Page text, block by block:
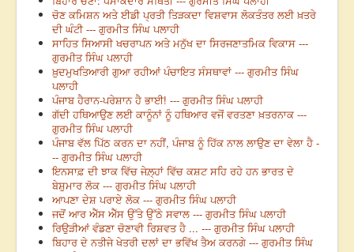
ਚੋਣ ਕਮਿਸ਼ਨ ਅਤੇ ਈਡੀ ਪ੍ਰਤੀ ਤਿੜਕਦਾ ਵਿਸ਼ਵਾਸ ਲੋਕਤੰਤਰ ਲਈ ਖ਼ਤਰੇ
ਦੀ ਘੰਟੀ --- ਗੁਰਮੀਤ ਸਿੰਘ ਪਲਾਹੀ
ਸਾਹਿਤ ਸਿਆਸੀ ਖਚਰਾਪਨ ਅਤੇ ਮਨੁੱਖ ਦਾ ਸਿਰਜਣਾਤਮਿਕ ਵਿਕਾਸ ---
ਗੁਰਮੀਤ ਸਿੰਘ ਪਲਾਹੀ
ਖ਼ੁਦਮੁਖਤਿਆਰੀ ਗੁਆ ਰਹੀਆਂ ਪੰਚਾਇਤ ਸੰਸਥਾਵਾਂ --- ਗੁਰਮੀਤ ਸਿੰਘ
ਪਲਾਹੀ
ਪੰਜਾਬ ਹੈਰਾਨ-ਪਰੇਸ਼ਾਨ ਹੈ ਭਾਈ! --- ਗੁਰਮੀਤ ਸਿੰਘ ਪਲਾਹੀ
ਗੱਦੀ ਹਥਿਆਉਣ ਲਈ ਕਾਨੂੰਨਾਂ ਨੂੰ ਹਥਿਆਰ ਵਜੋਂ ਵਰਤਣਾ ਖ਼ਤਰਨਾਕ ---
ਗੁਰਮੀਤ ਸਿੰਘ ਪਲਾਹੀ
ਪੰਜਾਬ ਵੱਲ ਪਿੱਠ ਕਰਨ ਦਾ ਨਹੀਂ, ਪੰਜਾਬ ਨੂੰ ਹਿੱਕ ਨਾਲ ਲਾਉਣ ਦਾ ਵੇਲਾ ਹੈ -
-- ਗੁਰਮੀਤ ਸਿੰਘ ਪਲਾਹੀ
ਇਨਸਾਫ਼ ਦੀ ਝਾਕ ਵਿੱਚ ਜੇਲ਼੍ਹਾਂ ਵਿੱਚ ਕਸ਼ਟ ਸਹਿ ਰਹੇ ਹਨ ਭਾਰਤ ਦੇ
ਬੇਸ਼ੁਮਾਰ ਲੋਕ --- ਗੁਰਮੀਤ ਸਿੰਘ ਪਲਾਹੀ
ਆਪਣਾ ਦੇਸ਼ ਪਰਾਏ ਲੋਕ --- ਗੁਰਮੀਤ ਸਿੰਘ ਪਲਾਹੀ
ਜਦੋਂ ਆਰ ਐੱਸ ਐੱਸ ਉੱਤੇ ਉੱਠੇ ਸਵਾਲ --- ਗੁਰਮੀਤ ਸਿੰਘ ਪਲਾਹੀ
ਰਿਉੜੀਆਂ ਵੰਡਣਾ ਚੋਣਾਵੀ ਰਿਸ਼ਵਤ ਹੈ ... --- ਗੁਰਮੀਤ ਸਿੰਘ ਪਲਾਹੀ
ਬਿਹਾਰ ਦੇ ਨਤੀਜੇ ਖੇਤਰੀ ਦਲਾਂ ਦਾ ਭਵਿੱਖ ਤੈਅ ਕਰਨਗੇ --- ਗੁਰਮੀਤ ਸਿੰਘ